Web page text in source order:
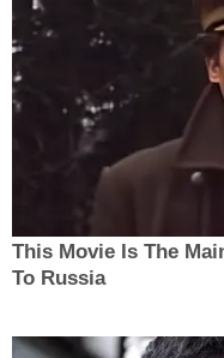
This Movie Is The
To Russia